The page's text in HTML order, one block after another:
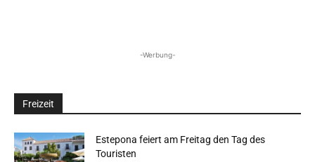
-Werbung-
Freizeit
Estepona feiert am Freitag den Tag des
Touristen